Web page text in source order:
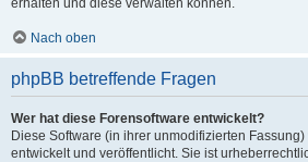
erhalten und diese verwalten können.
Nach oben
phpBB betreffende Fragen
Wer hat diese Forensoftware entwickelt?
Diese Software (in ihrer unmodifizierten Fassung)
entwickelt und veröffentlicht. Sie ist